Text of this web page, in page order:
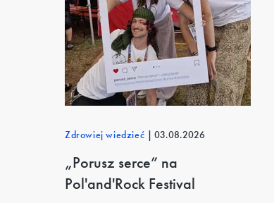
Zdrowiej wiedzieć 03.08.2026
„Porusz serce” na
Pol'and'Rock Festival